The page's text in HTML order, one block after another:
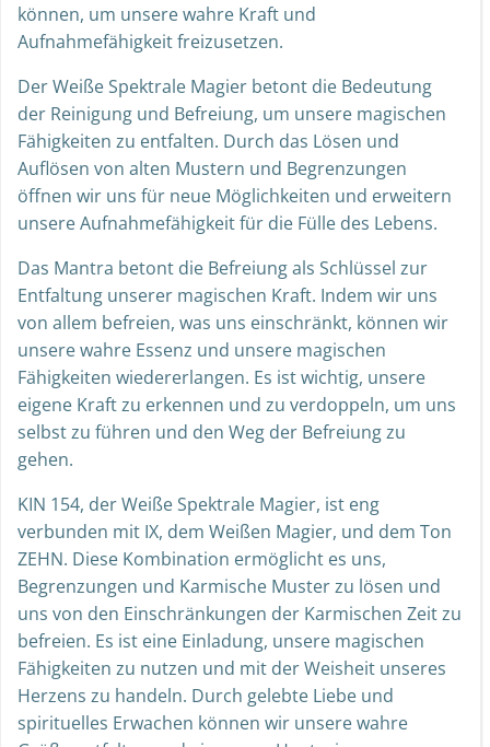
können, um unsere wahre Kraft und
Aufnahmefähigkeit freizusetzen.
Der Weiße Spektrale Magier betont die Bedeutung
der Reinigung und Befreiung, um unsere magischen
Fähigkeiten zu entfalten. Durch das Lösen und
Auflösen von alten Mustern und Begrenzungen
öffnen wir uns für neue Möglichkeiten und erweitern
unsere Aufnahmefähigkeit für die Fülle des Lebens.
Das Mantra betont die Befreiung als Schlüssel zur
Entfaltung unserer magischen Kraft. Indem wir uns
von allem befreien, was uns einschränkt, können wir
unsere wahre Essenz und unsere magischen
Fähigkeiten wiedererlangen. Es ist wichtig, unsere
eigene Kraft zu erkennen und zu verdoppeln, um uns
selbst zu führen und den Weg der Befreiung zu
gehen.
KIN 154, der Weiße Spektrale Magier, ist eng
verbunden mit IX, dem Weißen Magier, und dem Ton
ZEHN. Diese Kombination ermöglicht es uns,
Begrenzungen und Karmische Muster zu lösen und
uns von den Einschränkungen der Karmischen Zeit zu
befreien. Es ist eine Einladung, unsere magischen
Fähigkeiten zu nutzen und mit der Weisheit unseres
Herzens zu handeln. Durch gelebte Liebe und
spirituelles Erwachen können wir unsere wahre